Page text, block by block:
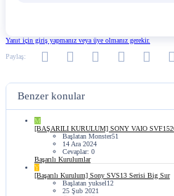
Yanıt için giriş yapmanız veya üye olmanız gerekir.
Paylaş: FacebookTwitter Reddit Pinterest
Benzer konular
M
[BAŞARILI KURULUM] SONY VAIO
Başlatan Monster51
14 Ara 2024
Cevaplar: 0
Başarılı Kurulumlar
Y
[Başarılı Kurulum] Sony SVS13 Serisi Big Sur
Başlatan yuksel12
25 Şub 2021